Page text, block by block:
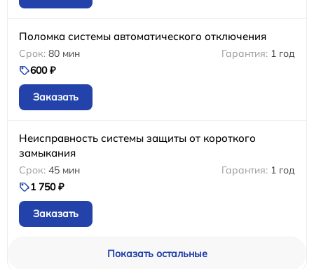
Поломка системы автоматического отключения
80 мин
1 год
600 ₽
Заказать
Неисправность системы защиты от короткого
замыкания
45 мин
1 год
1 750 ₽
Заказать
Показать остальные